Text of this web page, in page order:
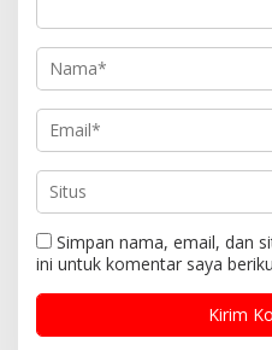
Simpan nama, email, dan
ini untuk komentar saya